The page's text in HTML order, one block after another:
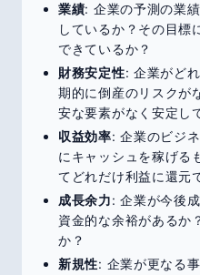
業績: 企業の予測の業
しているか？その目標
できているか？
財務安定性: 企業がど
期的に倒産のリスクが
安な要素がなく安定し
収益効率: 企業のビジ
にキャッシュを稼げる
てどれだけ利益に還元
成長余力: 企業が今後
資金的な余裕があるか
か？
新規性: 企業が更なる